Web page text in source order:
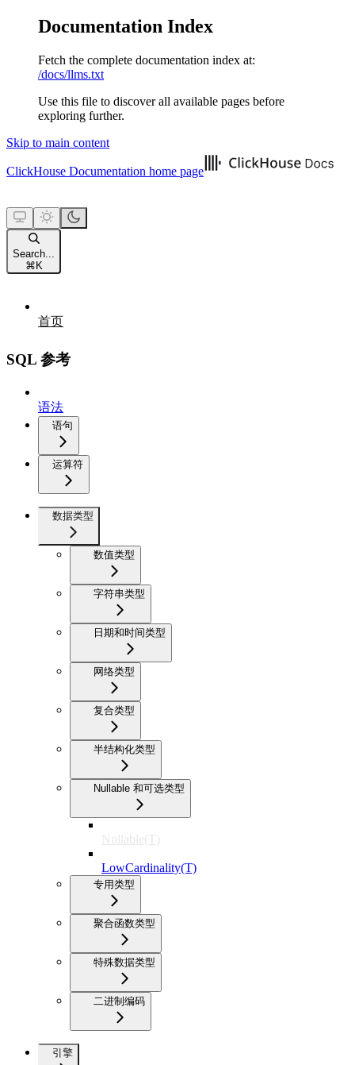
Documentation Index
Fetch the complete documentation index at:
/docs/llms.txt
Use this file to discover all available pages before
exploring further.
Skip to main content
ClickHouse Documentation home page
Search...
⌘ K
首页
SQL 参考
语法
语句
运算符
数据类型
数值类型
字符串类型
日期和时间类型
网络类型
复合类型
半结构化类型
Nullable 和可选类型
Nullable(T)
LowCardinality(T)
专用类型
聚合函数类型
特殊数据类型
二进制编码
引擎